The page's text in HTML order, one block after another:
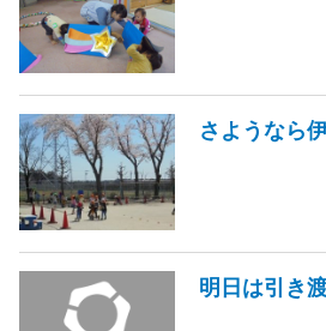
さようなら
明日は引き